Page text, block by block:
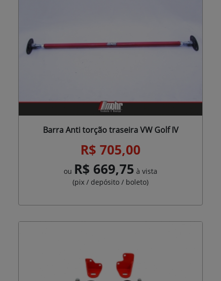
Barra Anti torção traseira VW Golf IV
R$ 705,00
ou R$ 669,75 à vista
(pix / depósito / boleto)